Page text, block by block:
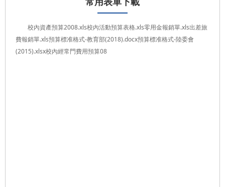
校內資產預算2008.xls校內活動預算表格.xls零用金報銷單.xls出差旅
費報銷單.xls預算標准格式-教育部(2018).docx預算標准格式-陸委會
(2015).xlsx校內經常門費用預算08